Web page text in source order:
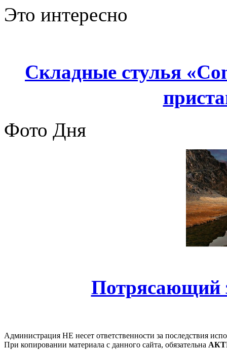
Это интересно
Складные стулья
Фото Дня
Потрясающий
Администрация НЕ несет ответственности за последствия
При копировании материала с данного сайта, обязательна